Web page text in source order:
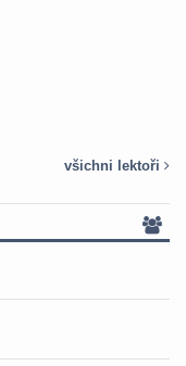
všichni lektoři